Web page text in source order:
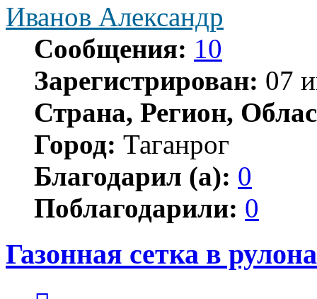
Иванов Александр
Сообщения: 10
Зарегистрирован: 07
Страна, Регион,
Город: Таганрог
Благодарил (а): 0
Поблагодарили: 0
Газонная сетка в